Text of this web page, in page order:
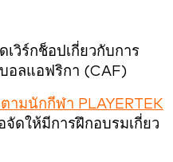
วิร์กช็อปเกี่ยวกับการ
อลแอฟริกา (CAF)
ามนักกีฬา PLAYERTEK
ดให้มีการฝึกอบรมเกี่ยว